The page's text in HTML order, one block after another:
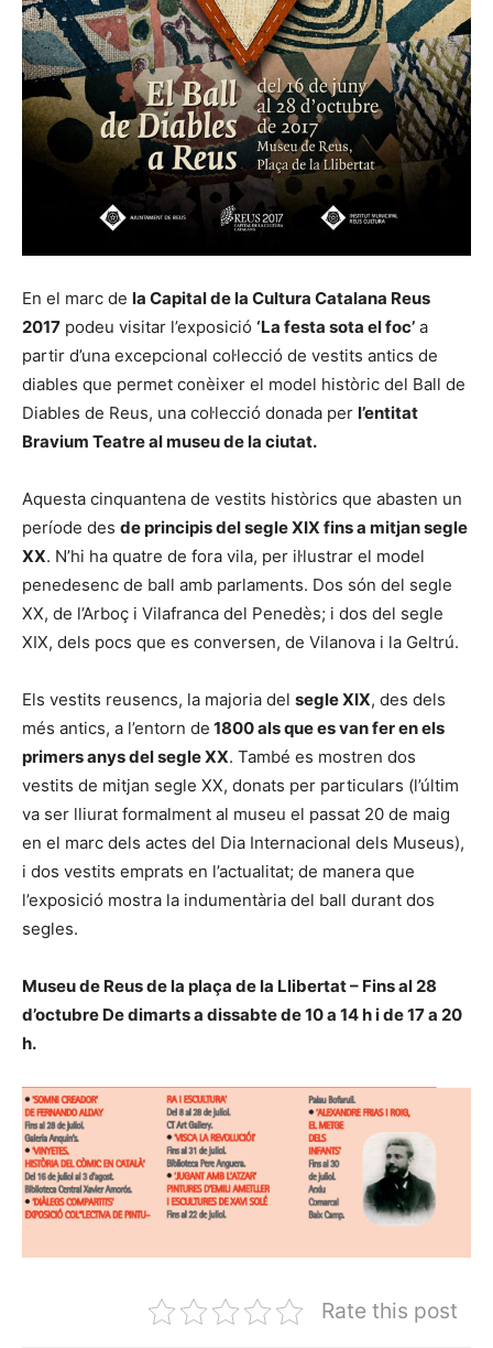
En el marc de la Capital de la Cultura Catalana Reus
2017 podeu visitar l’exposició ‘La festa sota el foc’ a
partir d’una excepcional col·lecció de vestits antics de
diables que permet conèixer el model històric del Ball de
Diables de Reus, una col·lecció donada per l’entitat
Bravium Teatre al museu de la ciutat.
Aquesta cinquantena de vestits històrics que abasten un
període des de principis del segle XIX fins a mitjan segle
XX. N’hi ha quatre de fora vila, per il·lustrar el model
penedesenc de ball amb parlaments. Dos són del segle
XX, de l’Arboç i Vilafranca del Penedès; i dos del segle
XIX, dels pocs que es conversen, de Vilanova i la Geltrú.
Els vestits reusencs, la majoria del segle XIX, des dels
més antics, a l’entorn de 1800 als que es van fer en els
primers anys del segle XX. També es mostren dos
vestits de mitjan segle XX, donats per particulars (l’últim
va ser lliurat formalment al museu el passat 20 de maig
en el marc dels actes del Dia Internacional dels Museus),
i dos vestits emprats en l’actualitat; de manera que
l’exposició mostra la indumentària del ball durant dos
segles.
Museu de Reus de la plaça de la Llibertat – Fins al 28
d’octubre De dimarts a dissabte de 10 a 14 h i de 17 a 20
h.
Rate this post